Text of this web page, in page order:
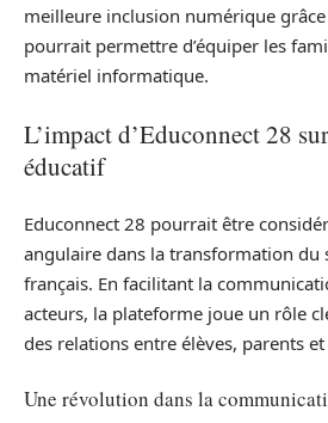
meilleure inclusion numérique
pourrait permettre d’équiper les
matériel informatique.
L’impact d’Educonnect 28
éducatif
Educonnect 28 pourrait être
angulaire dans la transformation du
français. En facilitant la
acteurs, la plateforme joue un rôle
des relations entre élèves, parents
Une révolution dans la